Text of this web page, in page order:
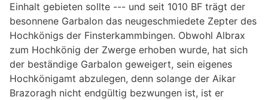
Einhalt gebieten sollte --- und seit 1010 BF trägt der
besonnene Garbalon das neugeschmiedete Zepter des
Hochkönigs der Finsterkammbingen. Obwohl Albrax
zum Hochkönig der Zwerge erhoben wurde, hat sich
der beständige Garbalon geweigert, sein eigenes
Hochkönigamt abzulegen, denn solange der Aikar
Brazoragh nicht endgültig bezwungen ist, ist er